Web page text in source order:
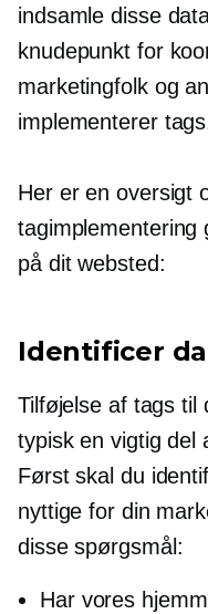
indsamle disse
knudepunkt for
marketingfolk og
implementerer
Her er en oversigt
tagimplementering
på dit websted:
Identificer
Tilføjelse af tags til
typisk en vigtig del
Først skal du
nyttige for din
disse spørgsmål:
Har vores